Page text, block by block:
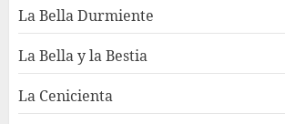
La Bella Durmiente
La Bella y la Bestia
La Cenicienta